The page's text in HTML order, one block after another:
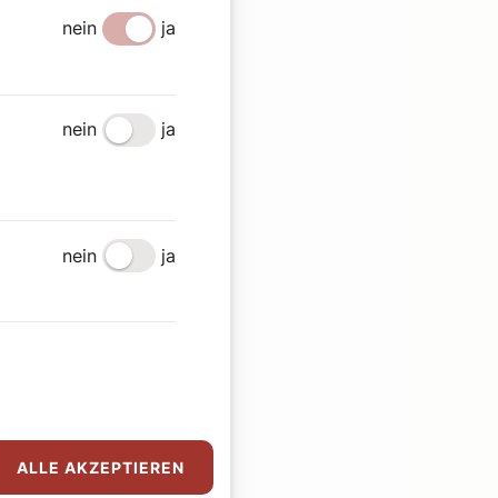
nein
ja
nein ja
nein
ja
ALLE AKZEPTIEREN